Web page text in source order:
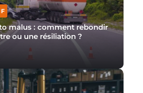
malus : comment rebondir
ou une résiliation ?